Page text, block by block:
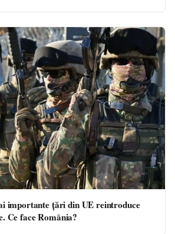
importante țări din UE reintroduce
Ce face România?